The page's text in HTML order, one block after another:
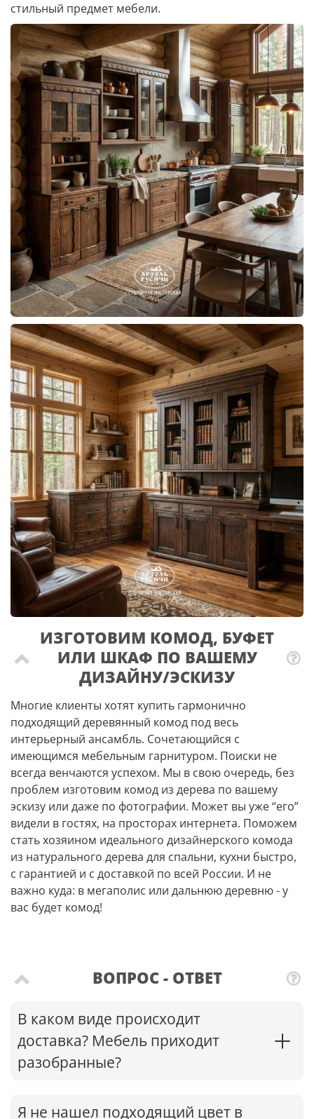
стильный предмет мебели.
ИЗГОТОВИМ КОМОД, БУФЕТ
ИЛИ ШКАФ ПО ВАШЕМУ
ДИЗАЙНУ/ЭСКИЗУ
Многие клиенты хотят купить гармонично
подходящий деревянный комод под весь
интерьерный ансамбль. Сочетающийся с
имеющимся мебельным гарнитуром. Поиски не
всегда венчаются успехом. Мы в свою очередь, без
проблем изготовим комод из дерева по вашему
эскизу или даже по фотографии. Может вы уже “его”
видели в гостях, на просторах интернета. Поможем
стать хозяином идеального дизайнерского комода
из натурального дерева для спальни, кухни быстро,
с гарантией и с доставкой по всей России. И не
важно куда: в мегаполис или дальнюю деревню - у
вас будет комод!
ВОПРОС - ОТВЕТ
В каком виде происходит
доставка? Мебель приходит
разобранные?
Я не нашел подходящий цвет в